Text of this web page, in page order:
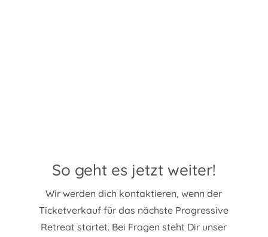
So geht es jetzt weiter!
Wir werden dich kontaktieren, wenn der
Ticketverkauf für das nächste Progressive
Retreat startet. Bei Fragen steht Dir unser